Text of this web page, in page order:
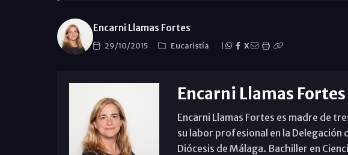
Encarni Llamas Fortes
29/10/2015 Eucaristía X
Encarni Llamas Fortes
Encarni Llamas Fortes es madre de
su labor profesional en la Delegación
Diócesis de Málaga. Bachiller en